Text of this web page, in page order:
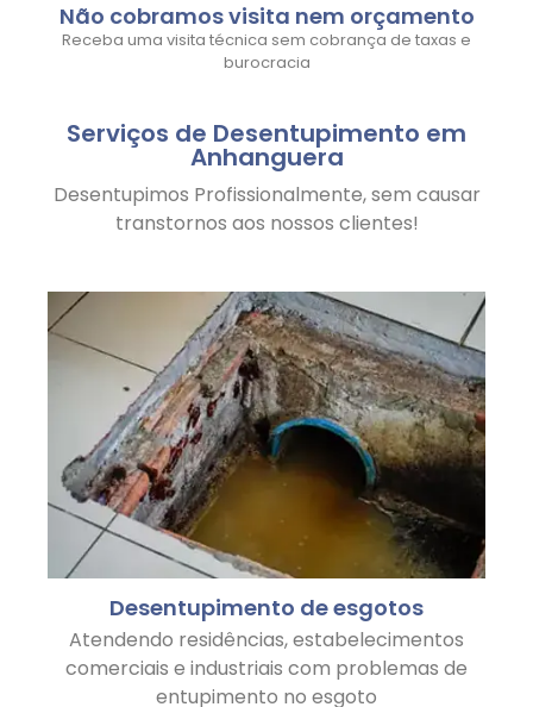
Não cobramos visita nem orçamento
Receba uma visita técnica sem cobrança de taxas e
burocracia
Serviços de Desentupimento em
Anhanguera
Desentupimos Profissionalmente, sem causar
transtornos aos nossos clientes!
Desentupimento de esgotos
Atendendo residências, estabelecimentos
comerciais e industriais com problemas de
entupimento no esgoto